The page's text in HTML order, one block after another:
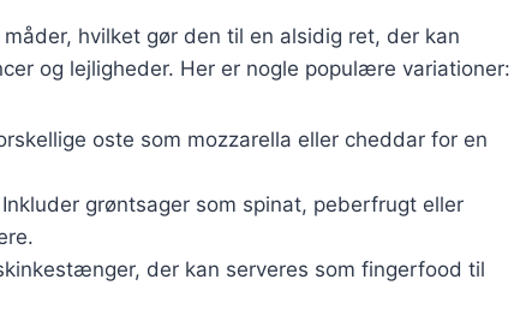
hvilket gør den til en alsidig ret, der kan
og lejligheder. Her er nogle populære variationer:
oste som mozzarella eller cheddar for en
grøntsager som spinat, peberfrugt eller
der kan serveres som fingerfood til